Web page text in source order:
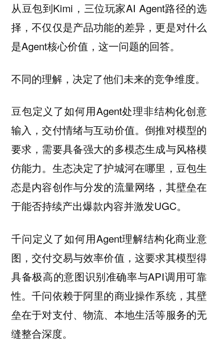
从豆包到Kimi，三位玩家AI Agent路径的选
择，不仅仅是产品功能的差异，更是对什么
是Agent核心价值，这一问题的回答。
不同的理解，决定了他们未来的竞争维度。
豆包定义了如何用Agent处理非结构化创意
输入，交付情绪与互动价值。倒推对模型的
要求，需要具备强大的多模态生成与风格模
仿能力。生态决定了护城河在哪里，豆包生
态是内容创作与分发的流量网络，其壁垒在
于能否持续产出爆款内容并激发UGC。
千问定义了如何用Agent理解结构化商业意
图，交付交易与效率价值，这要求其模型得
具备极高的意图识别准确率与API调用可靠
性。千问依赖于阿里的商业操作系统，其壁
垒在于对支付、物流、本地生活等服务的无
缝整合深度。